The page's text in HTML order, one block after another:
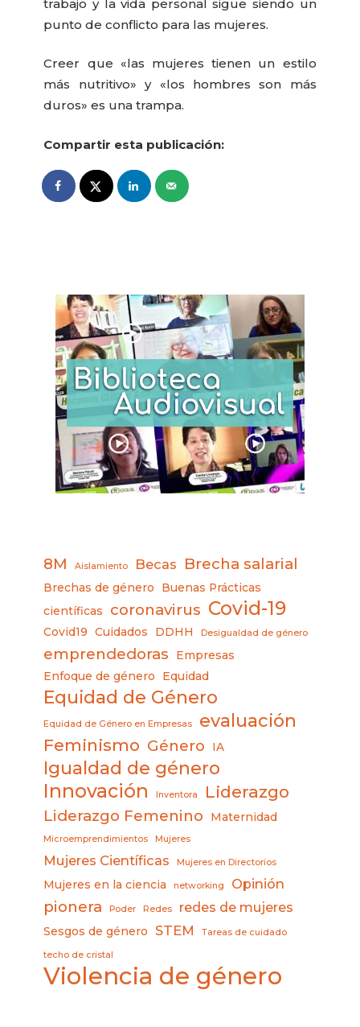
trabajo y la vida personal sigue siendo un
punto de conflicto para las mujeres.
Creer que «las mujeres tienen un estilo
más nutritivo» y «los hombres son más
duros» es una trampa.
Compartir esta publicación:
8M Aislamiento Becas Brecha salarial
Brechas de género
Buenas Prácticas
científicas
coronavirus Covid-19
Covid19 Cuidados DDHH Desigualdad de género
emprendedoras
Empresas
Enfoque de género
Equidad
Equidad de Género
Equidad de Género en Empresas evaluación
Feminismo Género IA
Igualdad de género
Innovación Inventora Liderazgo
Liderazgo Femenino Maternidad
Microemprendimientos Mujeres
Mujeres Científicas Mujeres en Directorios
Mujeres en la ciencia networking Opinión
pionera Poder Redes redes de mujeres
Sesgos de género STEM Tareas de cuidado
techo de cristal
Violencia de género